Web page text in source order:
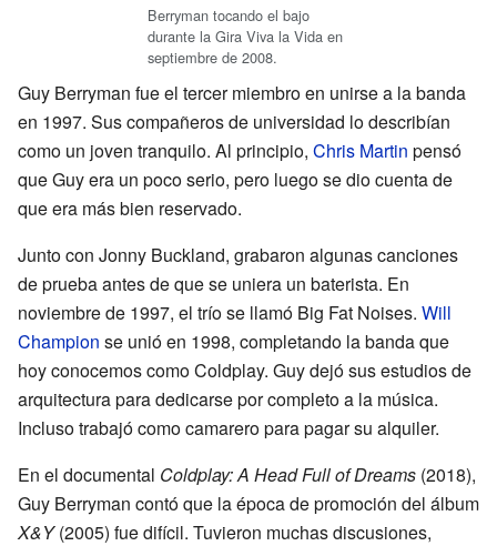
Berryman tocando el bajo
durante la Gira Viva la Vida en
septiembre de 2008.
Guy Berryman fue el tercer miembro en unirse a la banda
en 1997. Sus compañeros de universidad lo describían
como un joven tranquilo. Al principio, Chris Martin pensó
que Guy era un poco serio, pero luego se dio cuenta de
que era más bien reservado.
Junto con Jonny Buckland, grabaron algunas canciones
de prueba antes de que se uniera un baterista. En
noviembre de 1997, el trío se llamó Big Fat Noises. Will
Champion se unió en 1998, completando la banda que
hoy conocemos como Coldplay. Guy dejó sus estudios de
arquitectura para dedicarse por completo a la música.
Incluso trabajó como camarero para pagar su alquiler.
En el documental Coldplay: A Head Full of Dreams (2018),
Guy Berryman contó que la época de promoción del álbum
X&Y(2005) fue difícil. Tuvieron muchas discusiones,